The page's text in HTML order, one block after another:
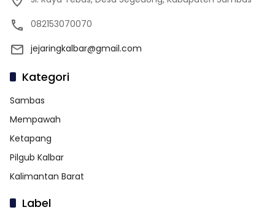
082153070070
jejaringkalbar@gmail.com
Kategori
Sambas
Mempawah
Ketapang
Pilgub Kalbar
Kalimantan Barat
Label